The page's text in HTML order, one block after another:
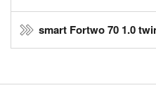
smart Fortwo 70 1.0